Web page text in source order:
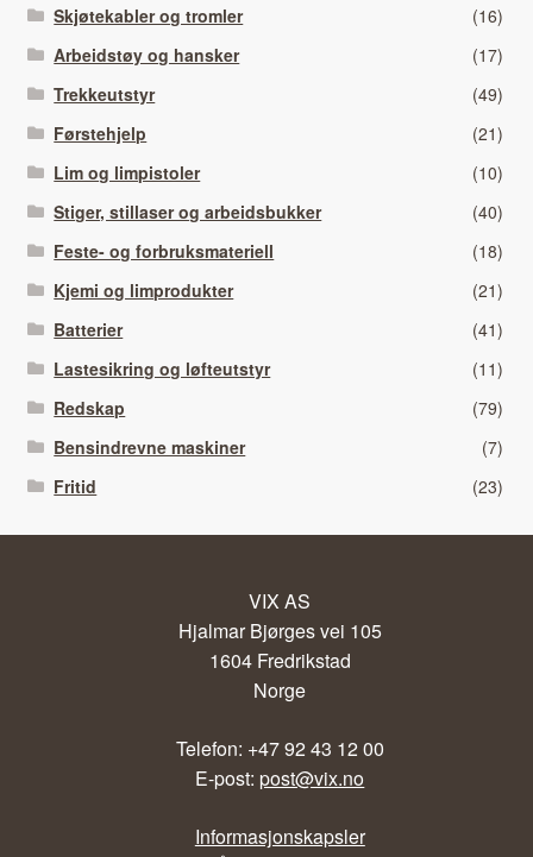
Skjøtekabler og tromler
(16)
Arbeidstøy og hansker
(17)
Trekkeutstyr
(49)
Førstehjelp
(21)
Lim og limpistoler
(10)
Stiger, stillaser og arbeidsbukker
(40)
Feste- og forbruksmateriell
(18)
Kjemi og limprodukter
(21)
Batterier
(41)
Lastesikring og løfteutstyr
(11)
Redskap
(79)
Bensindrevne maskiner
(7)
Fritid
(23)
VIX AS
Hjalmar Bjørges vei 105
1604 Fredrikstad
Norge
Telefon: +47 92 43 12 00
E-post:post@vix.no
Informasjonskapsler